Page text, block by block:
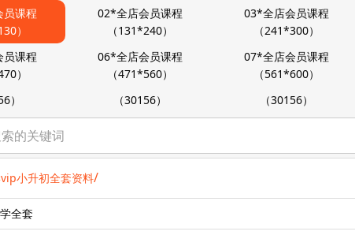
课程
）
02*全店会员课程
（131*240）
03*全店会员课程
（241*300）
课程
）
06*全店会员课程
（471*560）
07*全店会员课程
（561*600）
） （30156） （30156）
小升初全套资料/
全套